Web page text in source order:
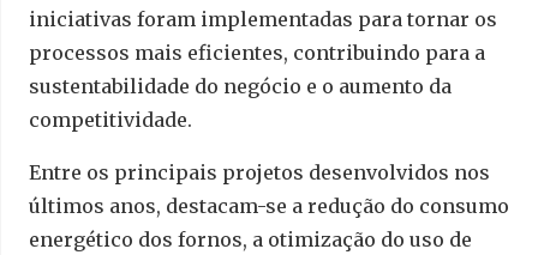
iniciativas foram implementadas para tornar os
processos mais eficientes, contribuindo para a
sustentabilidade do negócio e o aumento da
competitividade.
Entre os principais projetos desenvolvidos nos
últimos anos, destacam-se a redução do consumo
energético dos fornos, a otimização do uso de